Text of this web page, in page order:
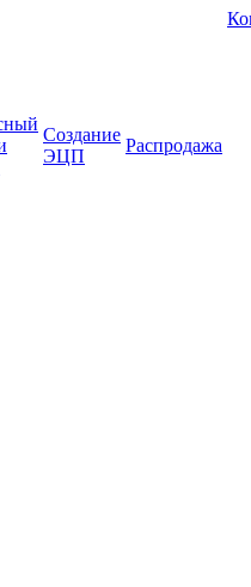
Создание
ЭЦП
Распродажа